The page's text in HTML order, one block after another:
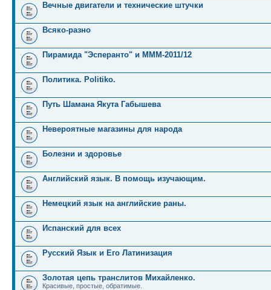
Вечные двигатели и технические штучки
Всяко-разно
Пирамида "Эсперанто" и MMM-2011/12
Политика. Politiko.
Путь Шамана Якута Габышева
Невероятные магазины для народа
Болезни и здоровье
Английский язык. В помощь изучающим.
Немецкий язык на английские раны.
Испанский для всех
Русский Язык и Его Латинизация
Золотая цепь транслитов Михайленко.
Красивые, простые, обратимые.